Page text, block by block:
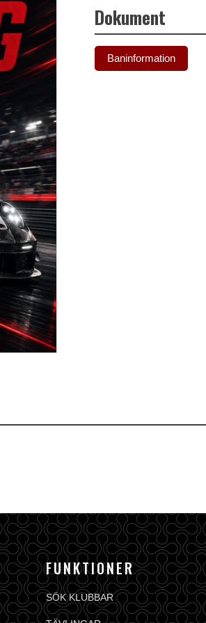
Dokument
Baninformation
FUNKTIONER
SÖK KLUBBAR